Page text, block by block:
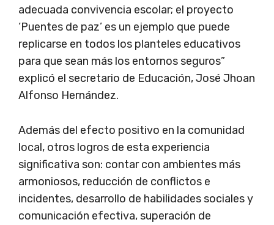
adecuada convivencia escolar; el proyecto
‘Puentes de paz’ es un ejemplo que puede
replicarse en todos los planteles educativos
para que sean más los entornos seguros”
explicó el secretario de Educación, José Jhoan
Alfonso Hernández.
Además del efecto positivo en la comunidad
local, otros logros de esta experiencia
significativa son: contar con ambientes más
armoniosos, reducción de conflictos e
incidentes, desarrollo de habilidades sociales y
comunicación efectiva, superación de